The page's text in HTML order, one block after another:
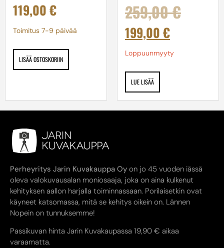
119,00€
Toimitus 7-9 päivää
LISÄÄ OSTOSKORIIN
259,00€
199,00€
Loppuunmyyty
LUE LISÄÄ
Perheyritys Jarin Kuvakauppa Oy on jo 45 vuoden iässä
oleva valokuvausalan moniosaaja, joka on aina kulkenut
kehityksen aallon harjalla toiminnassaan. Porilaisetkin ovat
käyneet katsomassa, mitä se kehitys oikein on. Lännen
Nopein on tunnuksemme!
Passikuvan hinta Jarin Kuvakaupassa 19,90 € aikaa
varaamatta.